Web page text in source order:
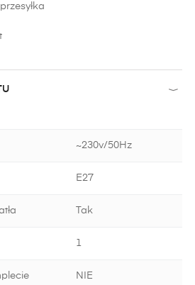
~230v/50Hz
E27
Tak
1
NIE